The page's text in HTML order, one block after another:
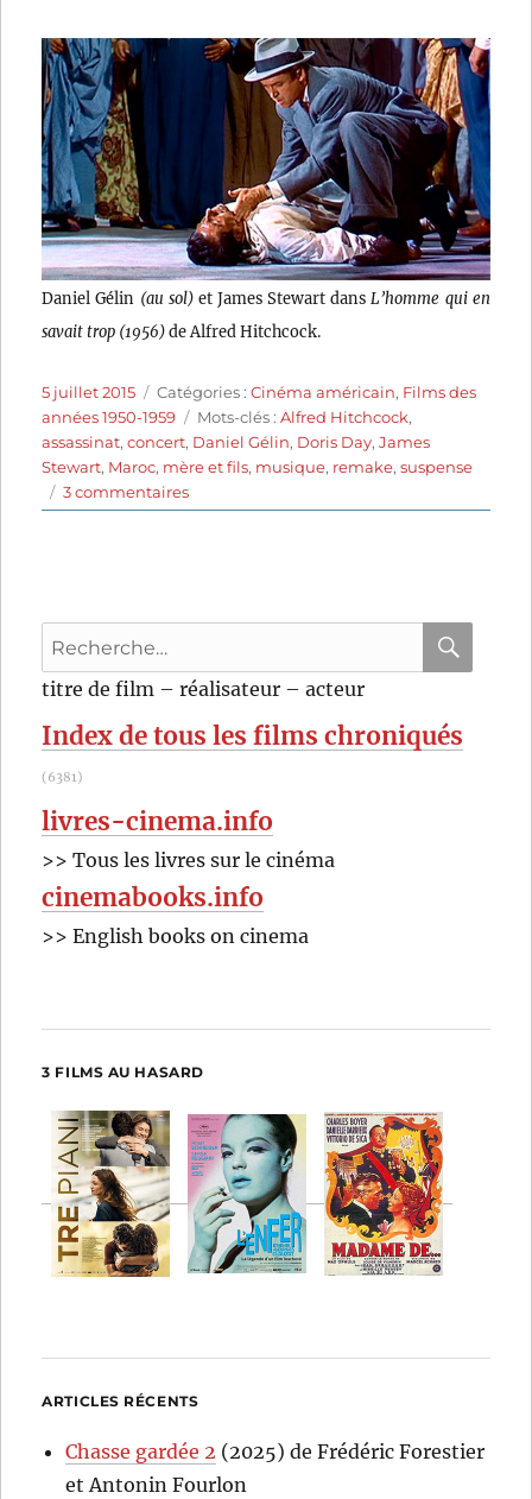
Daniel Gélin (au sol)et James Stewart dans L’homme qui en
savait trop (1956)de Alfred Hitchcock.
Publié
le
5 juillet 2015 Catégories
Catégories :Cinéma américain, Films des
années 1950-1959
Étiquettes
Mots-clés :Alfred Hitchcock,
assassinat,concert, Daniel Gélin, Doris Day,James
Stewart, Maroc, mère et fils, musique, remake,suspense
3 commentairessur
L’homme
Alfred
Recherche
pour
:
titre de film – réalisateur – acteur
Index de tous les films chroniqués
(6381)
livres-cinema.info
>> Tous les livres sur le cinéma
cinemabooks.info
>> English books on cinema
3 FILMS AU HASARD
ARTICLES RÉCENTS
Chasse gardée 2 (2025) de Frédéric Forestier
et Antonin Fourlon